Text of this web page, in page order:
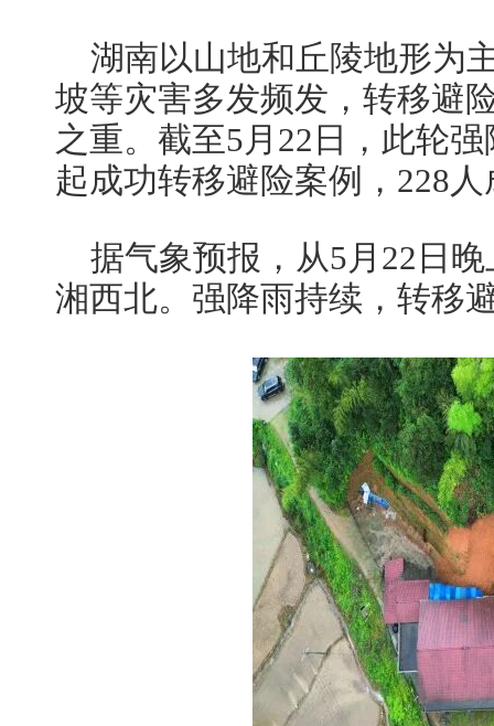
湖南以山地和丘陵地形为
坡等灾害多发频发，转移避
之重。截至5月22日，此轮
起成功转移避险案例，228
据气象预报，从5月22日
湘西北。强降雨持续，转移